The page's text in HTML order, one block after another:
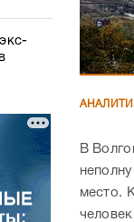
В
место.